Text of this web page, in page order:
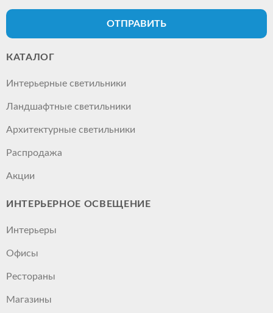
ОТПРАВИТЬ
КАТАЛОГ
Интерьерные светильники
Ландшафтные светильники
Архитектурные светильники
Распродажа
Акции
ИНТЕРЬЕРНОЕ ОСВЕЩЕНИЕ
Интерьеры
Офисы
Рестораны
Магазины